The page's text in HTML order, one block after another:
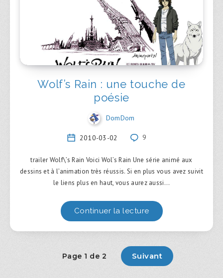
Wolf’s Rain : une touche de
poésie
DomDom
2010-03-02 9
trailer Wolf\’s Rain Voici Wol’s Rain Une série animé aux
dessins et à l’animation très réussis. Si en plus vous avez suivit
le liens plus en haut, vous aurez aussi…
Continuer la lecture
Page 1 de 2 Suivant